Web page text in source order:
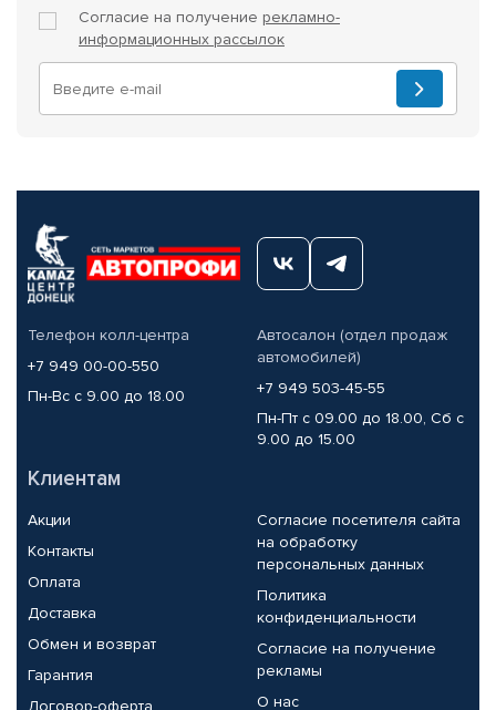
Согласие на получение рекламно-
информационных рассылок
Телефон колл-центра
+7 949 00-00-550
Пн-Вс с 9.00 до 18.00
Автосалон (отдел продаж
автомобилей)
+7 949 503-45-55
Пн-Пт с 09.00 до 18.00, Сб с
9.00 до 15.00
Клиентам
Акции
Контакты
Оплата
Доставка
Обмен и возврат
Гарантия
Договор-оферта
Согласие посетителя сайта
на обработку
персональных данных
Политика
конфиденциальности
Согласие на получение
рекламы
О нас